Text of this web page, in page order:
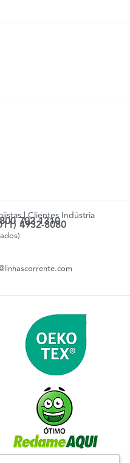
| Clientes Indústria
702 1310
4932-8080